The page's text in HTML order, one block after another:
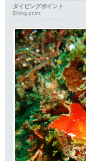
ダイビングポイント
Diving point